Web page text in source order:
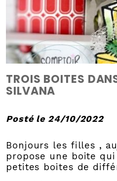
TROIS BOITES
SILVANA
Posté le 24/10/2022
Bonjours les filles ,
propose une boite
petites boites de